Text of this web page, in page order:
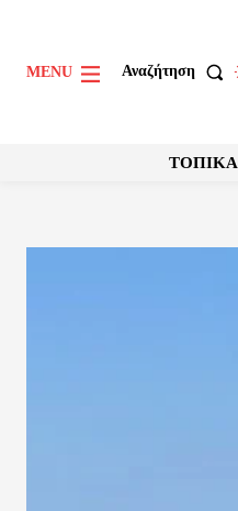
MENU Αναζήτηση
ΤΟΠΙΚΑ